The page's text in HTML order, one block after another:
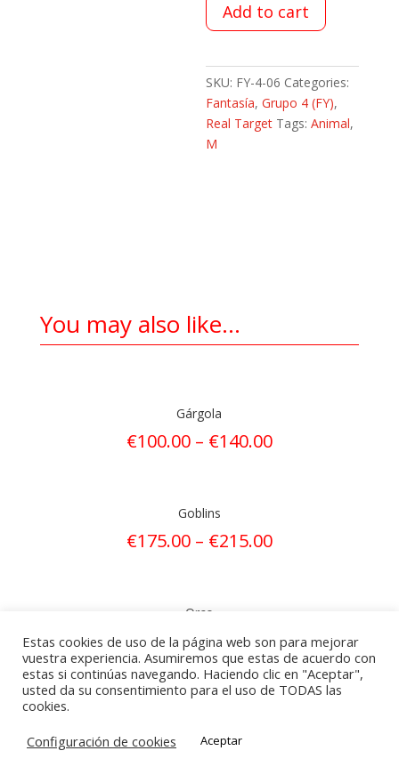
Add to cart
SKU: FY-4-06 Categories:
Fantasía,Grupo 4 (FY),
Real Target Tags:Animal,
M
You may also like…
Gárgola
€100.00– €140.00
Goblins
€175.00– €215.00
Orco
€195.00–€235.00
Estas cookies de uso de la página web son para mejorar
vuestra experiencia. Asumiremos que estas de acuerdo con
estas si continúas navegando. Haciendo clic en "Aceptar",
usted da su consentimiento para el uso de TODAS las
cookies.
Configuración de cookies
Aceptar